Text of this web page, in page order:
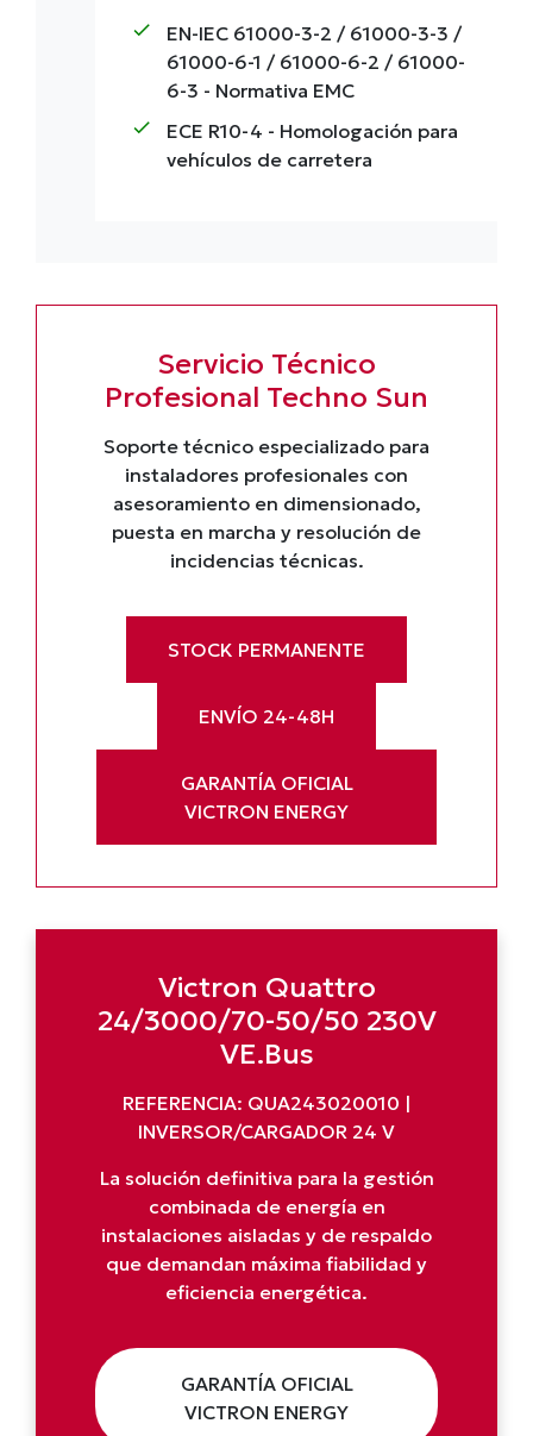
check
EN-IEC 61000-3-2 / 61000-3-3 /
61000-6-1 / 61000-6-2 / 61000-
6-3 - Normativa EMC
check ECE R10-4 - Homologación para
vehículos de carretera
Servicio Técnico
Profesional Techno Sun
Soporte técnico especializado para
instaladores profesionales con
asesoramiento en dimensionado,
puesta en marcha y resolución de
incidencias técnicas.
STOCK PERMANENTE
ENVÍO 24-48H
GARANTÍA OFICIAL
VICTRON ENERGY
Victron Quattro
24/3000/70-50/50 230V
VE.Bus
REFERENCIA: QUA243020010 |
INVERSOR/CARGADOR 24 V
La solución definitiva para la gestión
combinada de energía en
instalaciones aisladas y de respaldo
que demandan máxima fiabilidad y
eficiencia energética.
GARANTÍA OFICIAL
VICTRON ENERGY